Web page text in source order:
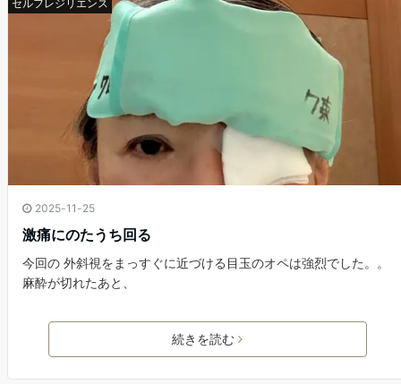
セルフレジリエンス
2025-11-25
激痛にのたうち回る
今回の 外斜視をまっすぐに近づける目玉のオペは強烈でした。。
麻酔が切れたあと、
続きを読む